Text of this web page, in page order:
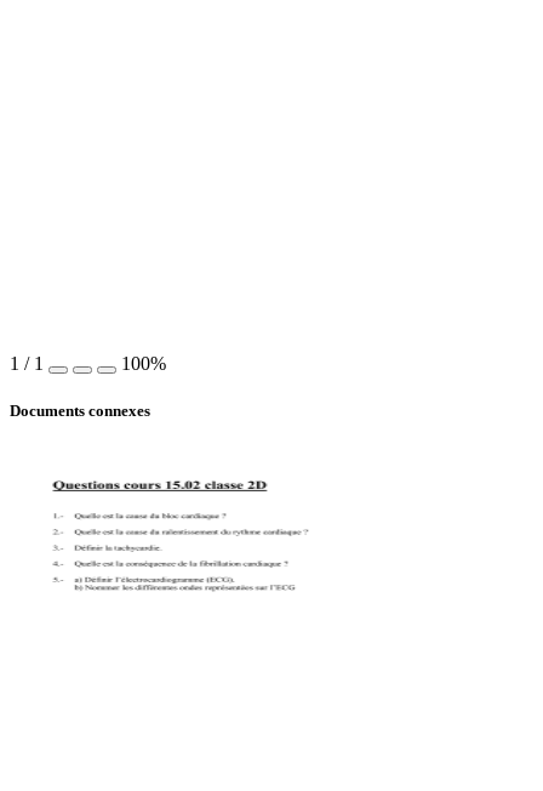
1 / 1 100%
Documents connexes